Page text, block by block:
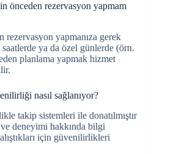
önceden rezervasyon yapmam
rezervasyon yapmanıza gerek
ya da özel günlerde (örn.
planlama yapmak hizmet
nasıl sağlanıyor?
takip sistemleri ile donatılmıştır
deneyimi hakkında bilgi
için güvenilirlikleri